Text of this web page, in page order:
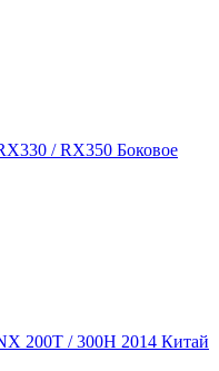
/ RX350 Боковое
200T / 300H 2014 Китай